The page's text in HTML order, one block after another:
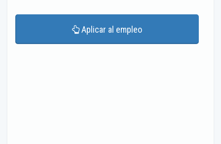
Aplicar al empleo